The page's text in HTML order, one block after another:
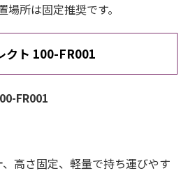
所は固定推奨です。
クト 100-FR001
FR001
高さ固定、軽量で持ち運びやす